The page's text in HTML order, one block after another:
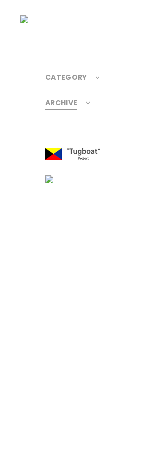
CATEGORY
ARCHIVE